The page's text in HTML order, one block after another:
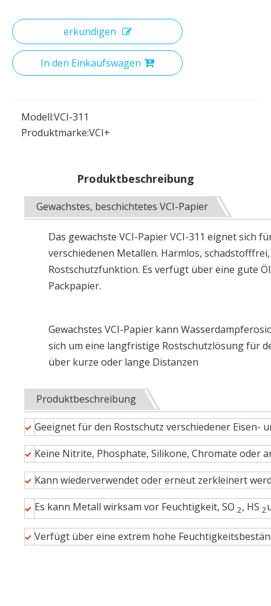
erkundigen
In den Einkaufswagen
Modell:VCI-311
Produktmarke:VCI+
Produktbeschreibung
Gewachstes, beschichtetes VCI-Papier
Das gewachste VCI-Papier VCI-311 eignet sich
verschiedenen Metallen. Harmlos,
Rostschutzfunktion. Es verfügt über eine gute
Packpapier.
Gewachstes VCI-Papier kann
sich um eine langfristige Rostschutzlösung für
über kurze oder lange Distanzen
Produktbeschreibung
Geeignet für den Rostschutz verschiedener Eisen-
Keine Nitrite, Phosphate, Silikone, Chromate oder
Kann wiederverwendet oder erneut zerkleinert
Es kann Metall wirksam vor Feuchtigkeit, SO 2, HS 2
Verfügt über eine extrem hohe